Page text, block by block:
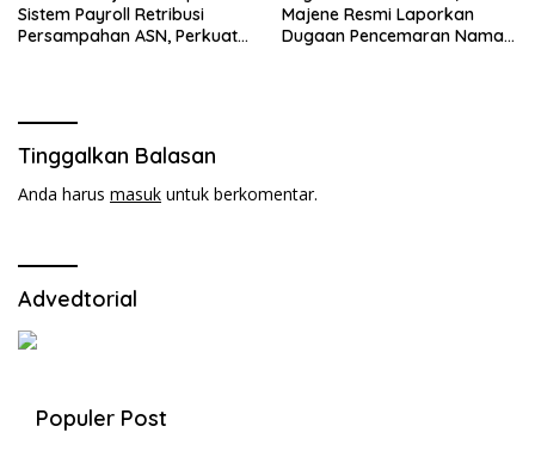
Sistem Payroll Retribusi
Persampahan ASN, Perkuat
Majene Resmi Laporkan
Dugaan Pencemaran Nama
Tinggalkan Balasan
Anda harus masuk untuk berkomentar.
Advedtorial
Populer Post